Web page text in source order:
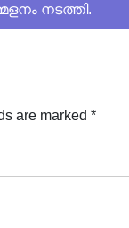
നടത്തി.
are marked *